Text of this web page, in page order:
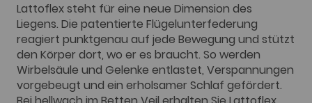
Lattoflex steht für eine neue Dimension des
Liegens. Die patentierte Flügelunterfederung
reagiert punktgenau auf jede Bewegung und stützt
den Körper dort, wo er es braucht. So werden
Wirbelsäule und Gelenke entlastet, Verspannungen
vorgebeugt und ein erholsamer Schlaf gefördert.